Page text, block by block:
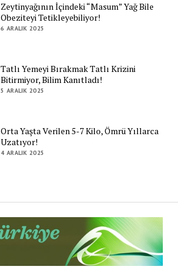
Zeytinyağının İçindeki “Masum” Yağ Bile
Obeziteyi Tetikleyebiliyor!
6 ARALIK 2025
Tatlı Yemeyi Bırakmak Tatlı Krizini
Bitirmiyor, Bilim Kanıtladı!
5 ARALIK 2025
Orta Yaşta Verilen 5-7 Kilo, Ömrü Yıllarca
Uzatıyor!
4 ARALIK 2025